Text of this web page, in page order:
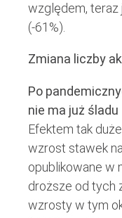
względem, teraz
(-61%).
Zmiana liczby
Po
nie ma już śladu
Efektem tak
wzrost stawek
opublikowane w
droższe od tych
wzrosty w tym